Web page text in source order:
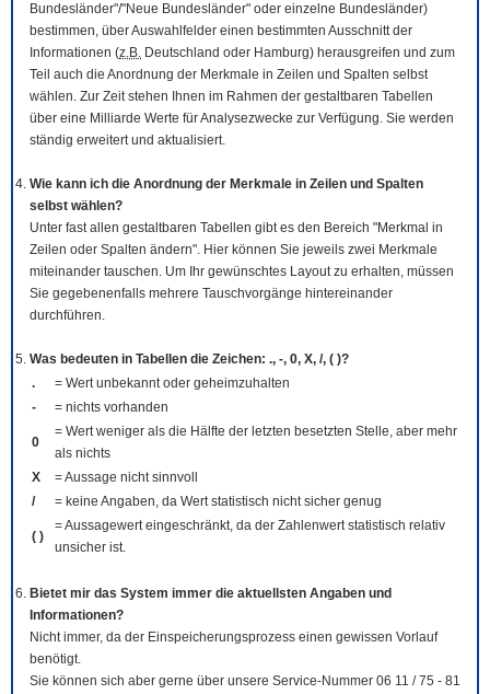
Bundesländer"/"Neue Bundesländer" oder einzelne Bundesländer)
bestimmen, über Auswahlfelder einen bestimmten Ausschnitt der
Informationen (z.B. Deutschland oder Hamburg) herausgreifen und zum
Teil auch die Anordnung der Merkmale in Zeilen und Spalten selbst
wählen. Zur Zeit stehen Ihnen im Rahmen der gestaltbaren Tabellen
über eine Milliarde Werte für Analysezwecke zur Verfügung. Sie werden
ständig erweitert und aktualisiert.
Wie kann ich die Anordnung der Merkmale in Zeilen und Spalten
selbst wählen?
Unter fast allen gestaltbaren Tabellen gibt es den Bereich "Merkmal in
Zeilen oder Spalten ändern". Hier können Sie jeweils zwei Merkmale
miteinander tauschen. Um Ihr gewünschtes Layout zu erhalten, müssen
Sie gegebenenfalls mehrere Tauschvorgänge hintereinander
durchführen.
Was bedeuten in Tabellen die Zeichen: ., -, 0, X, /, ( )?
.
= Wert unbekannt oder geheimzuhalten
-
= nichts vorhanden
0
= Wert weniger als die Hälfte der letzten besetzten Stelle, aber mehr
als nichts
X
= Aussage nicht sinnvoll
/
= keine Angaben, da Wert statistisch nicht sicher genug
( )
= Aussagewert eingeschränkt, da der Zahlenwert statistisch relativ
unsicher ist.
Bietet mir das System immer die aktuellsten Angaben und
Informationen?
Nicht immer, da der Einspeicherungsprozess einen gewissen Vorlauf
benötigt.
Sie können sich aber gerne über unsere Service-Nummer 06 11 / 75 - 81